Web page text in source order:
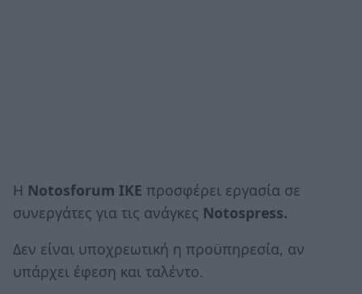
H Notosforum IKE προσφέρει εργασία σε
συνεργάτες για τις ανάγκες Notospress.
Δεν είναι υποχρεωτική η προϋπηρεσία, αν
υπάρχει έφεση και ταλέντο.